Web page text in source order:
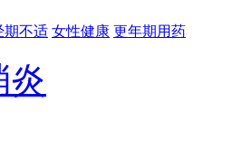
期不适 女性健康 更年期用药
炎